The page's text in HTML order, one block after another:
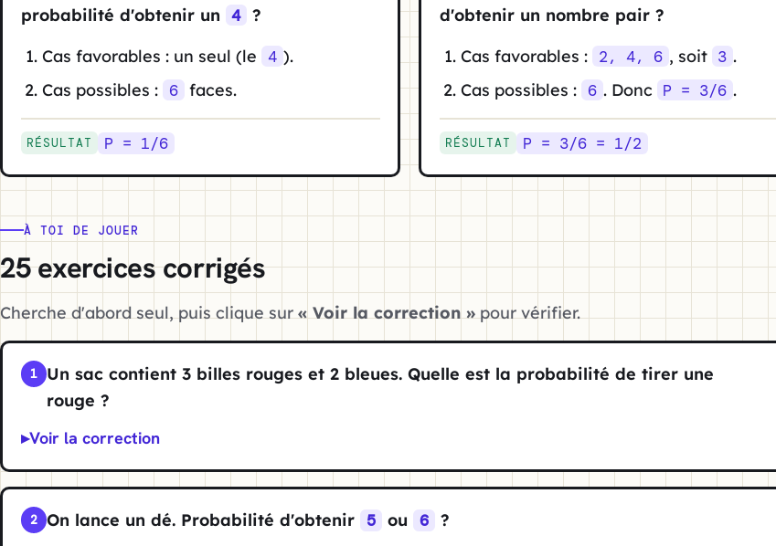
probabilité d'obtenir un
4 ?
Cas favorables : un seul (le 4 ).
Cas possibles : 6 faces.
RÉSULTAT P = 1/6
d'obtenir un nombre pair ?
Cas favorables : 2, 4, 6 , soit 3 .
Cas possibles : 6 . Donc P = 3/6 .
RÉSULTAT P = 3/6 = 1/2
À TOI DE JOUER
25 exercices corrigés
Cherche d'abord seul, puis clique sur « Voir la correction » pour vérifier.
1
Un sac contient 3 billes rouges et 2 bleues. Quelle est la probabilité de tirer une
rouge ?
Voir la correction
2 On lance un dé. Probabilité d'obtenir 5 ou 6
?